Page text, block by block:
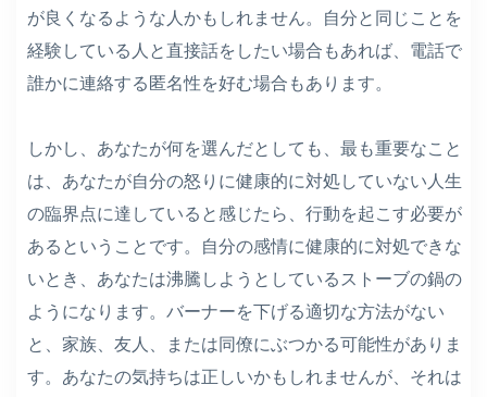
が良くなるような人かもしれません。自分と同じことを
経験している人と直接話をしたい場合もあれば、電話で
誰かに連絡する匿名性を好む場合もあります。
しかし、あなたが何を選んだとしても、最も重要なこと
は、あなたが自分の怒りに健康的に対処していない人生
の臨界点に達していると感じたら、行動を起こす必要が
あるということです。自分の感情に健康的に対処できな
いとき、あなたは沸騰しようとしているストーブの鍋の
ようになります。バーナーを下げる適切な方法がない
と、家族、友人、または同僚にぶつかる可能性がありま
す。あなたの気持ちは正しいかもしれませんが、それは